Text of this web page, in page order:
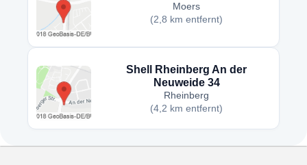
Moers
(2,8 km entfernt)
Shell Rheinberg An der
Neuweide 34
Rheinberg
(4,2 km entfernt)